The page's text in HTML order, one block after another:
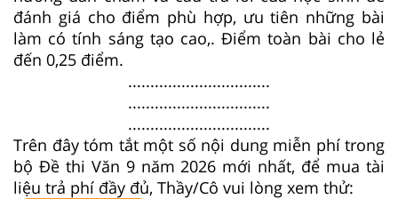
đánh giá cho điểm phù hợp, ưu tiên những bài
làm có tính sáng tạo cao,. Điểm toàn bài cho lẻ
đến 0,25 điểm.
................................
................................
................................
Trên đây tóm tắt một số nội dung miễn phí trong
bộ Đề thi Văn 9 năm 2026 mới nhất, để mua tài
liệu trả phí đầy đủ, Thầy/Cô vui lòng xem thử: